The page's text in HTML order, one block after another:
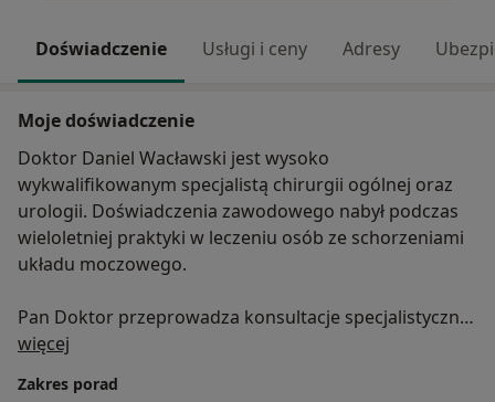
Doświadczenie Usługi i ceny Adresy
Moje doświadczenie
Doktor Daniel Wacławski jest wysoko
wykwalifikowanym specjalistą chirurgii ogólnej oraz
urologii. Doświadczenia zawodowego nabył podczas
wieloletniej praktyki w leczeniu osób ze schorzeniami
układu moczowego.
Pan Doktor przeprowadza konsultacje specjalistyczne
w zakresie urologii, wykonuje badania USG, a także
wycięcia torbieli okołocewkowej i mięska cewkowego.
więcej
Zakres porad